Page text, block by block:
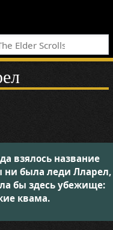
взялось название
ни была леди Лларел,
бы здесь убежище:
квама.